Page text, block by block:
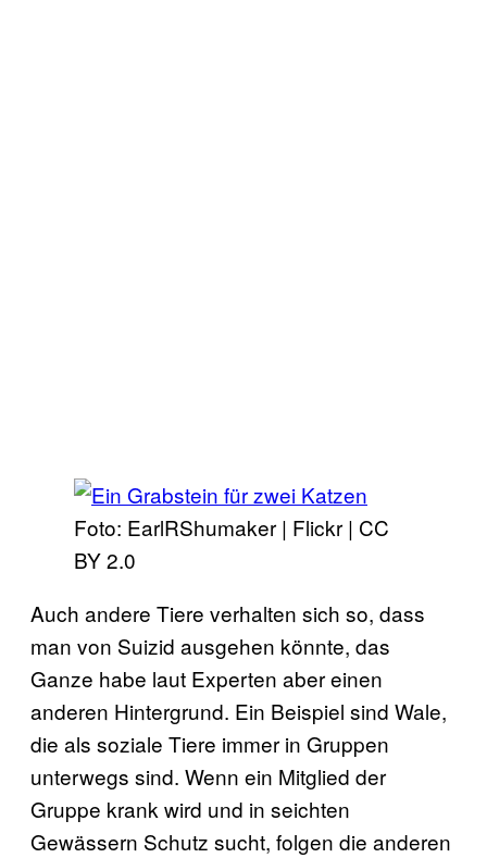
Foto: EarlRShumaker | Flickr | CC
BY 2.0
Auch andere Tiere verhalten sich so, dass
man von Suizid ausgehen könnte, das
Ganze habe laut Experten aber einen
anderen Hintergrund. Ein Beispiel sind Wale,
die als soziale Tiere immer in Gruppen
unterwegs sind. Wenn ein Mitglied der
Gruppe krank wird und in seichten
Gewässern Schutz sucht, folgen die anderen